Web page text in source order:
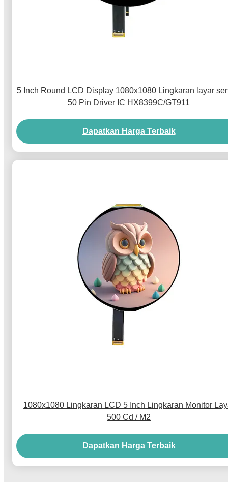
5 Inch Round LCD Display 1080x1080 Lingkaran layar
50 Pin Driver IC HX8399C/GT911
Dapatkan Harga Terbaik
1080x1080 Lingkaran LCD 5 Inch Lingkaran Monitor
500 Cd / M2
Dapatkan Harga Terbaik